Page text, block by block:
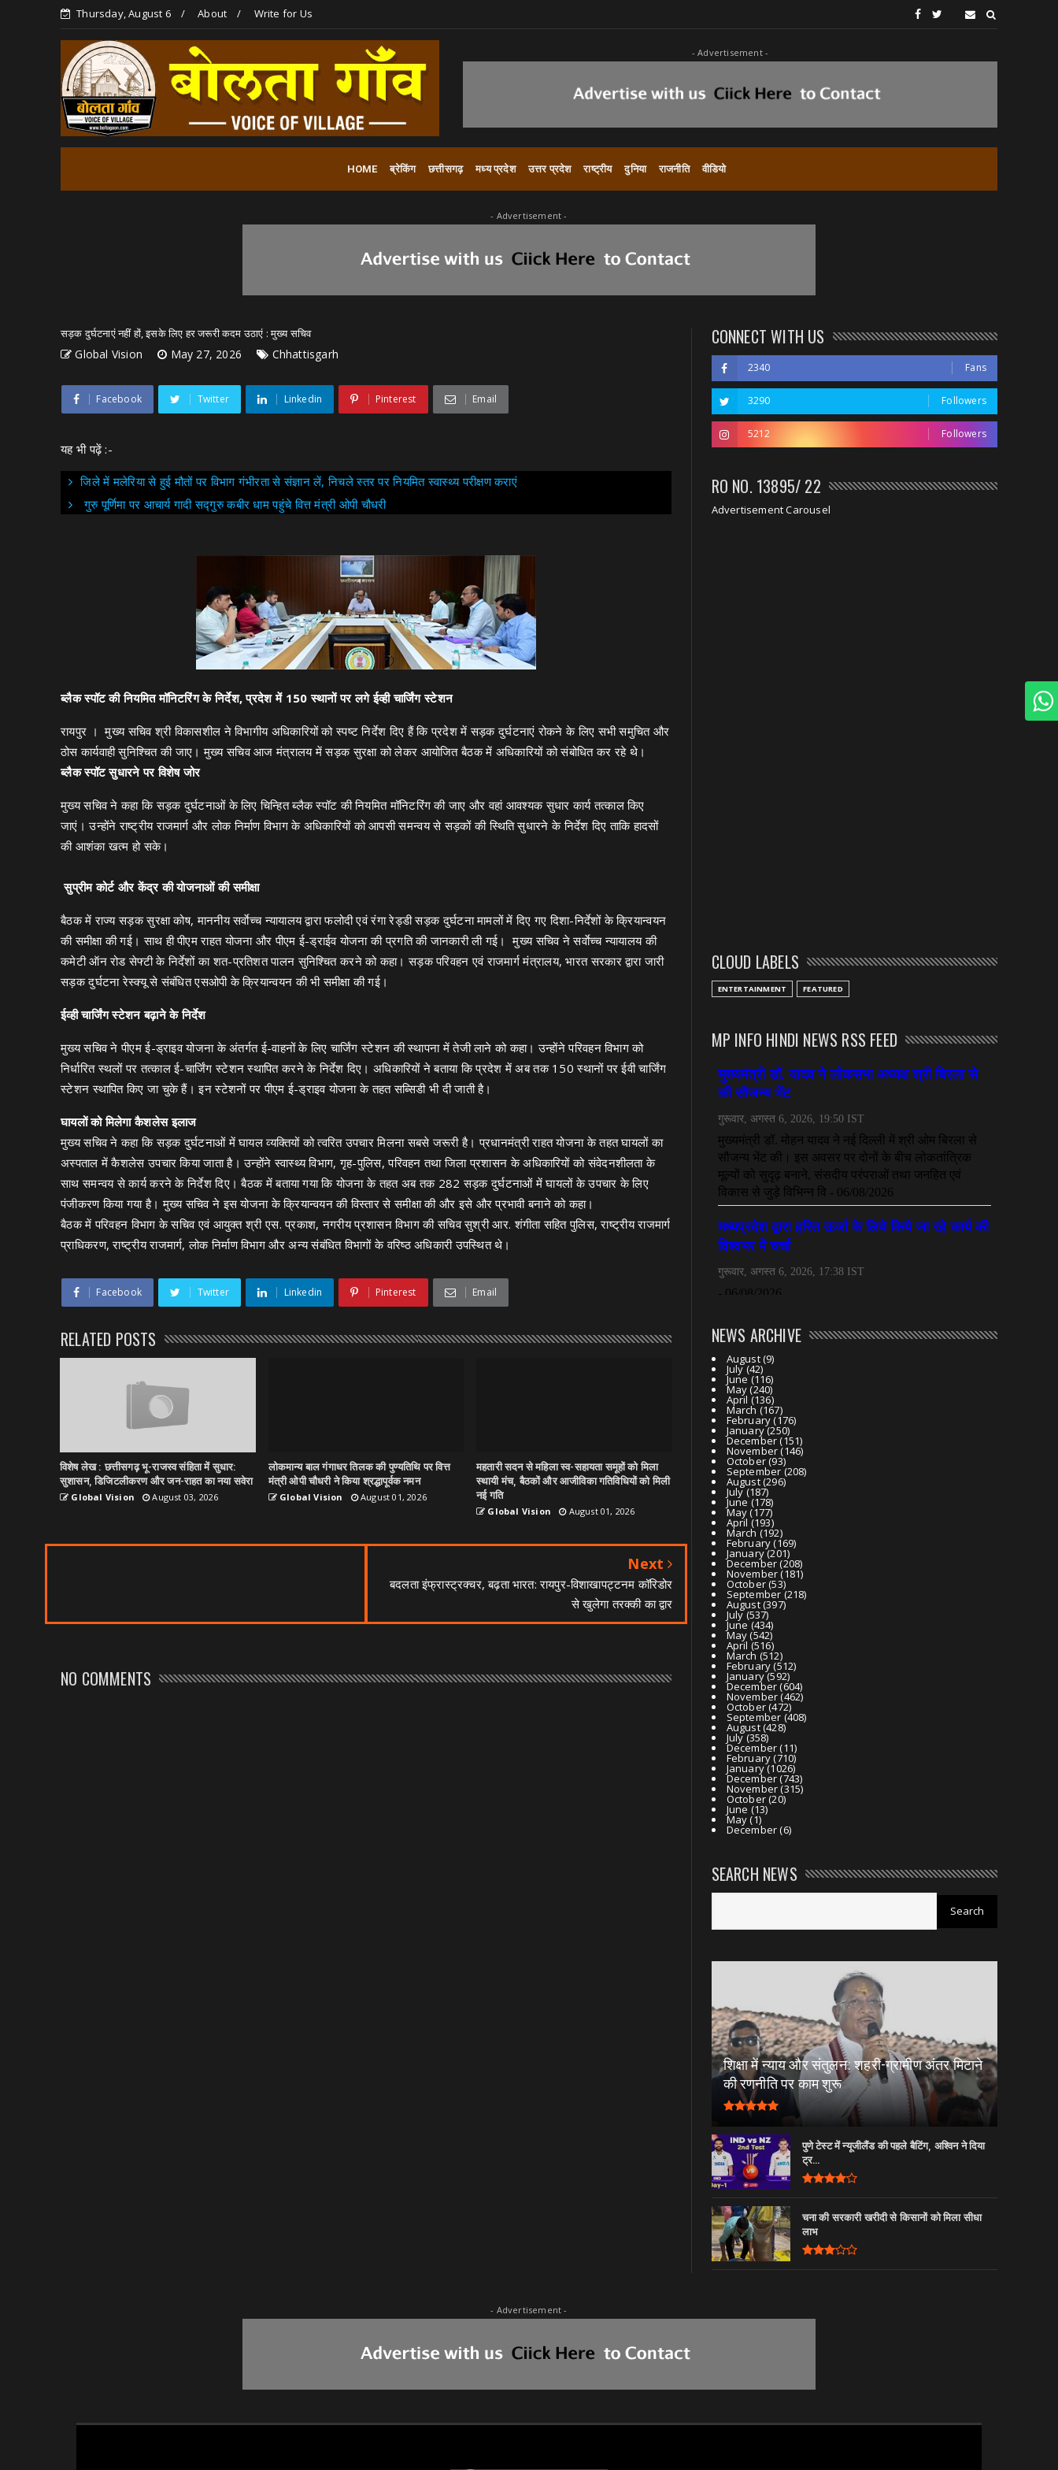
Thursday, August 6 About Write for Us
- Advertisement -
HOME ब्रेकिंग छत्तीसगढ़ मध्य प्रदेश उत्तर प्रदेश राष्ट्रीय दुनिया राजनीति वीडियो
- Advertisement -
सड़क दुर्घटनाएं नहीं हों, इसके लिए हर जरूरी कदम उठाएं : मुख्य सचिव
Global Vision May 27, 2026 Chhattisgarh
Facebook Twitter Linkedin Pinterest Email
यह भी पढ़ें :-
जिले में मलेरिया से हुई मौतों पर विभाग गंभीरता से संज्ञान लें, निचले स्तर पर नियमित स्वास्थ्य परीक्षण कराएं
गुरु पूर्णिमा पर आचार्य गादी सद्गुरु कबीर धाम पहुंचे वित्त मंत्री ओपी चौधरी
ब्लैक स्पॉट की नियमित मॉनिटरिंग के निर्देश, प्रदेश में 150 स्थानों पर लगे ईव्ही चार्जिंग स्टेशन
रायपुर । मुख्य सचिव श्री विकासशील ने विभागीय अधिकारियों को स्पष्ट निर्देश दिए हैं कि प्रदेश में सड़क दुर्घटनाएं रोकने के लिए सभी समुचित और
ठोस कार्यवाही सुनिश्चित की जाए। मुख्य सचिव आज मंत्रालय में सड़क सुरक्षा को लेकर आयोजित बैठक में अधिकारियों को संबोधित कर रहे थे।
ब्लैक स्पॉट सुधारने पर विशेष जोर
मुख्य सचिव ने कहा कि सड़क दुर्घटनाओं के लिए चिन्हित ब्लैक स्पॉट की नियमित मॉनिटरिंग की जाए और वहां आवश्यक सुधार कार्य तत्काल किए
जाएं। उन्होंने राष्ट्रीय राजमार्ग और लोक निर्माण विभाग के अधिकारियों को आपसी समन्वय से सड़कों की स्थिति सुधारने के निर्देश दिए ताकि हादसों
की आशंका खत्म हो सके।
सुप्रीम कोर्ट और केंद्र की योजनाओं की समीक्षा
बैठक में राज्य सड़क सुरक्षा कोष, माननीय सर्वाेच्च न्यायालय द्वारा फलोदी एवं रंगा रेड्डी सड़क दुर्घटना मामलों में दिए गए दिशा-निर्देशों के क्रियान्वयन
की समीक्षा की गई। साथ ही पीएम राहत योजना और पीएम ई-ड्राईव योजना की प्रगति की जानकारी ली गई। मुख्य सचिव ने सर्वाेच्च न्यायालय की
कमेटी ऑन रोड सेफ्टी के निर्देशों का शत-प्रतिशत पालन सुनिश्चित करने को कहा। सड़क परिवहन एवं राजमार्ग मंत्रालय, भारत सरकार द्वारा जारी
सड़क दुर्घटना रेस्क्यू से संबंधित एसओपी के क्रियान्वयन की भी समीक्षा की गई।
ईव्ही चार्जिंग स्टेशन बढ़ाने के निर्देश
मुख्य सचिव ने पीएम ई-ड्राइव योजना के अंतर्गत ई-वाहनों के लिए चार्जिंग स्टेशन की स्थापना में तेजी लाने को कहा। उन्होंने परिवहन विभाग को
निर्धारित स्थलों पर तत्काल ई-चार्जिंग स्टेशन स्थापित करने के निर्देश दिए। अधिकारियों ने बताया कि प्रदेश में अब तक 150 स्थानों पर ईवी चार्जिंग
स्टेशन स्थापित किए जा चुके हैं। इन स्टेशनों पर पीएम ई-ड्राइव योजना के तहत सब्सिडी भी दी जाती है।
घायलों को मिलेगा कैशलेस इलाज
मुख्य सचिव ने कहा कि सड़क दुर्घटनाओं में घायल व्यक्तियों को त्वरित उपचार मिलना सबसे जरूरी है। प्रधानमंत्री राहत योजना के तहत घायलों का
अस्पताल में कैशलेस उपचार किया जाता है। उन्होंने स्वास्थ्य विभाग, गृह-पुलिस, परिवहन तथा जिला प्रशासन के अधिकारियों को संवेदनशीलता के
साथ समन्वय से कार्य करने के निर्देश दिए। बैठक में बताया गया कि योजना के तहत अब तक 282 सड़क दुर्घटनाओं में घायलों के उपचार के लिए
पंजीकरण किया गया है। मुख्य सचिव ने इस योजना के क्रियान्वयन की विस्तार से समीक्षा की और इसे और प्रभावी बनाने को कहा।
बैठक में परिवहन विभाग के सचिव एवं आयुक्त श्री एस. प्रकाश, नगरीय प्रशासन विभाग की सचिव सुश्री आर. शंगीता सहित पुलिस, राष्ट्रीय राजमार्ग
प्राधिकरण, राष्ट्रीय राजमार्ग, लोक निर्माण विभाग और अन्य संबंधित विभागों के वरिष्ठ अधिकारी उपस्थित थे।
Facebook Twitter Linkedin Pinterest Email
RELATED POSTS
विशेष लेख : छत्तीसगढ़ भू-राजस्व संहिता में सुधार:
सुशासन, डिजिटलीकरण और जन-राहत का नया सवेरा
Global Vision August 03, 2026
लोकमान्य बाल गंगाधर तिलक की पुण्यतिथि पर वित्त
मंत्री ओपी चौधरी ने किया श्रद्धापूर्वक नमन
Global Vision August 01, 2026
महतारी सदन से महिला स्व-सहायता समूहों को मिला
स्थायी मंच, बैठकों और आजीविका गतिविधियों को मिली
नई गति
Global Vision August 01, 2026
Next
बदलता इंफ्रास्ट्रक्चर, बढ़ता भारत: रायपुर-विशाखापट्टनम कॉरिडोर
से खुलेगा तरक्की का द्वार
NO COMMENTS
CONNECT WITH US
2340 Fans
3290 Followers
5212 Followers
RO NO. 13895/ 22
Advertisement Carousel
CLOUD LABELS
ENTERTAINMENT FEATURED
MP INFO HINDI NEWS RSS FEED
NEWS ARCHIVE
August(9)
July(42)
June(116)
May(240)
April (136)
March (167)
February(176)
January(250)
December(151)
November(146)
October(93)
September(208)
August(296)
July(187)
June(178)
May(177)
April (193)
March (192)
February(169)
January(201)
December(208)
November(181)
October(53)
September(218)
August(397)
July(537)
June(434)
May(542)
April (516)
March (512)
February(512)
January(592)
December(604)
November(462)
October(472)
September (408)
August(428)
July(358)
December(11)
February(710)
January(1026)
December(743)
November(315)
October(20)
June (13)
May(1)
December(6)
SEARCH NEWS
शिक्षा में न्याय और संतुलन: शहरी-ग्रामीण अंतर मिटाने
की रणनीति पर काम शुरू
पुणे टेस्ट में न्यूजीलैंड की पहले बैटिंग, अश्विन ने दिया
ट्र...
चना की सरकारी खरीदी से किसानों को मिला सीधा
लाभ
- Advertisement -